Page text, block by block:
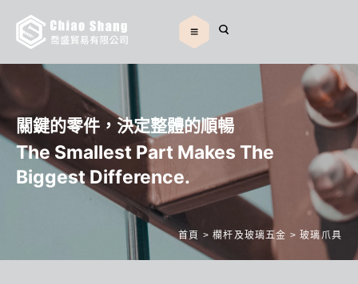
關鍵的零件，決定整體的順暢
The Smallest Part Makes The
Biggest Difference.
首頁 >欄杆及玻璃五金 >玻璃爪具